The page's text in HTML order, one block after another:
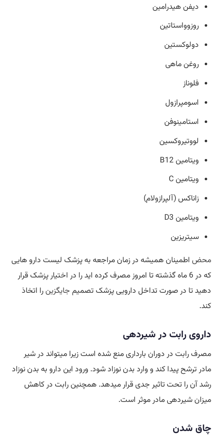
دیفن هیدرامین
روزوواستاتین
دولوکستین
روغن ماهی
فلوناز
اسومپرازول
استامینوفن
لووتیروکسین
ویتامین B12
ویتامین C
زاناکس (آلپرازولام)
ویتامین D3
سیتریزین
محض اطمینان همیشه در زمان مراجعه به پزشک لیست دارو هایی
که در 6 ماه گذشته تا امروز مصرف کرده اید را در اختیار پزشک قرار
دهید تا در صورت تداخل دارویی پزشک تصمیم جایگزینرا اتخاذ
کند.
داروی رابت در شیردهی
مصرف رابت در دوران بارداری منع شده است زیرا میتواند در شیر
مادر ترشح پیدا کند و وارد بدن نوزاد شود. ورود این دارو به بدن نوزاد
رشد آن را تحت تاثیر جدی قرار میدهد. همچنین رابت در کاهش
میزان شیردهی مادر موثر است.
چاق شدن